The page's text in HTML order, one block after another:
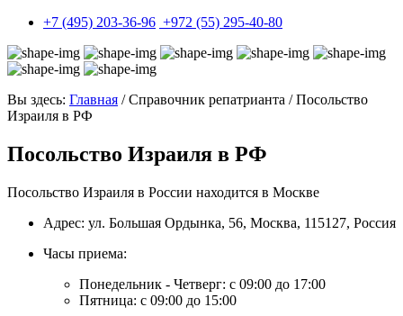
+7 (495) 203-36-96 +972 (55) 295-40-80
Вы здесь: Главная / Справочник репатрианта / Посольство
Израиля в РФ
Посольство Израиля в РФ
Посольство Израиля в России находится в Москве
Адрес: ул. Большая Ордынка, 56, Москва, 115127, Россия
Часы приема:
Понедельник - Четверг: с 09:00 до 17:00
Пятница: с 09:00 до 15:00